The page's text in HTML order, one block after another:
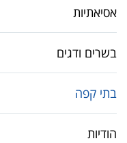
אסיאתיות
בשרים ודגים
בתי קפה
הודיות